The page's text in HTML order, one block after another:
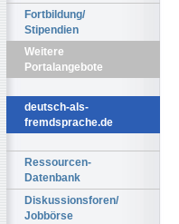
Fortbildung/
Stipendien
Weitere
Portalangebote
deutsch-als-
fremdsprache.de
Ressourcen-
Datenbank
Diskussionsforen/
Jobbörse